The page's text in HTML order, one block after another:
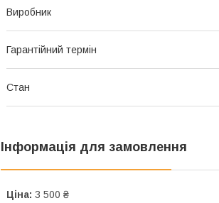
Виробник
Гарантійний термін
Стан
Інформація для замовлення
Ціна: 3 500 ₴